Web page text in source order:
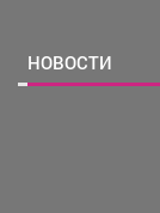
НОВОСТИ